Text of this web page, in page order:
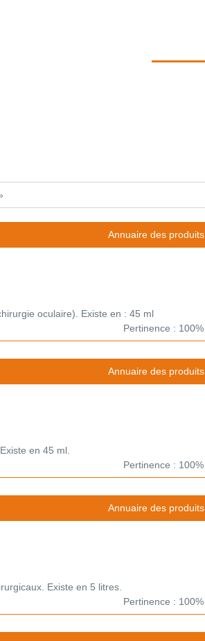
Annuaire des produits
oculaire). Existe en : 45 ml
Pertinence : 100%
Annuaire des produits
en 45 ml.
Pertinence : 100%
Annuaire des produits
Existe en 5 litres.
Pertinence : 100%